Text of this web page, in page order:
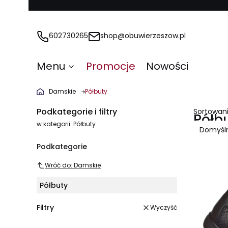
602730265 shop@obuwierzeszow.pl
Menu Promocje Nowości
Damskie Półbuty
Podkategorie i filtry
w kategorii: Półbuty
Podkategorie
Wróć do: Damskie
Półbuty
Filtry Wyczyść